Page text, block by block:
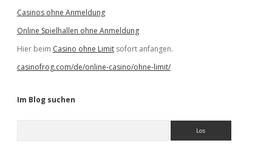
Casinos ohne Anmeldung
Online Spielhallen ohne Anmeldung
Hier beim Casino ohne Limit sofort anfangen.
casinofrog.com/de/online-casino/ohne-limit/
Im Blog suchen